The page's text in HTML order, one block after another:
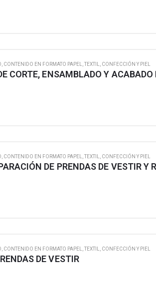
CONTENIDO EN FORMATO PAPEL TEXTIL, CONFECCIÓN Y PIEL
CORTE, ENSAMBLADO Y
CONTENIDO EN FORMATO PAPEL TEXTIL, CONFECCIÓN Y PIEL
DE PRENDAS DE VESTIR Y
, CONTENIDO EN FORMATO PAPEL,TEXTIL, CONFECCIÓN Y PIEL
DE VESTIR